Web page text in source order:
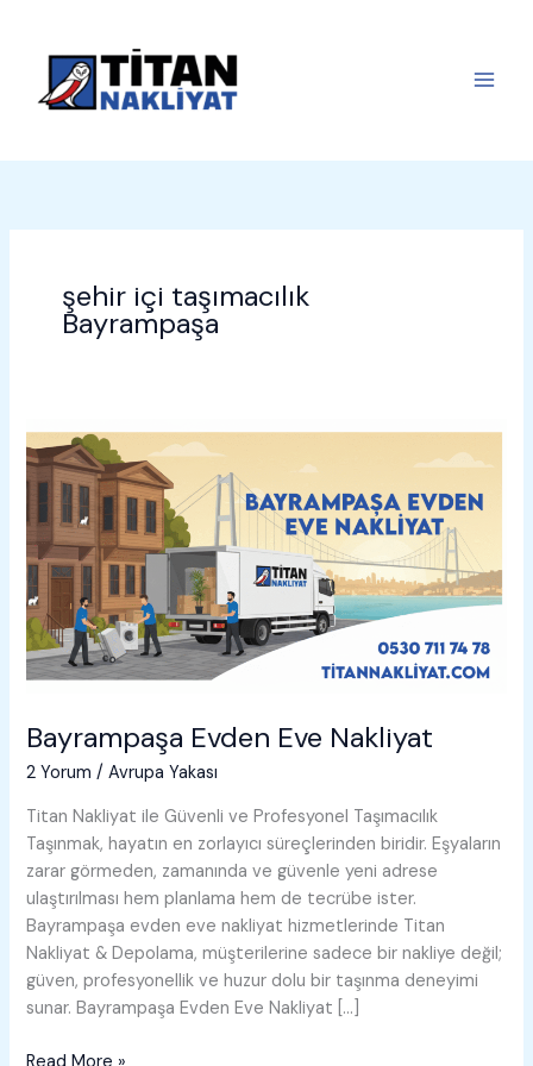
şehir içi taşımacılık
Bayrampaşa
Bayrampaşa Evden Eve Nakliyat
2 Yorum /Avrupa Yakası
Titan Nakliyat ile Güvenli ve Profesyonel Taşımacılık
Taşınmak, hayatın en zorlayıcı süreçlerinden biridir. Eşyaların
zarar görmeden, zamanında ve güvenle yeni adrese
ulaştırılması hem planlama hem de tecrübe ister.
Bayrampaşa evden eve nakliyat hizmetlerinde Titan
Nakliyat & Depolama, müşterilerine sadece bir nakliye değil;
güven, profesyonellik ve huzur dolu bir taşınma deneyimi
sunar. Bayrampaşa Evden Eve Nakliyat […]
Bayrampaşa